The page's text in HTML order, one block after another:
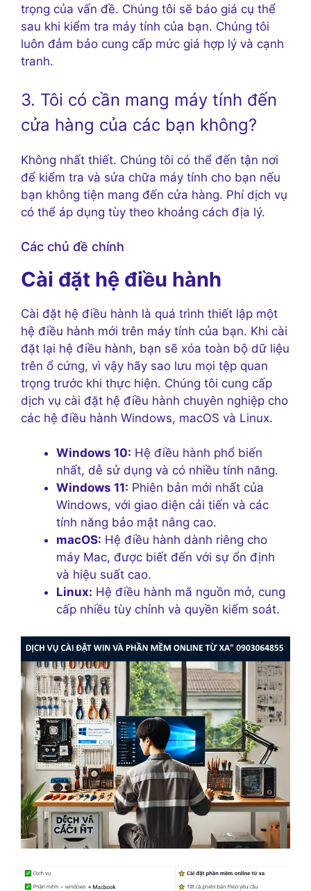
trọng của vấn đề. Chúng tôi sẽ báo giá cụ thể
sau khi kiểm tra máy tính của bạn. Chúng tôi
luôn đảm bảo cung cấp mức giá hợp lý và cạnh
tranh.
3. Tôi có cần mang máy tính đến
cửa hàng của các bạn không?
Không nhất thiết. Chúng tôi có thể đến tận nơi
để kiểm tra và sửa chữa máy tính cho bạn nếu
bạn không tiện mang đến cửa hàng. Phí dịch vụ
có thể áp dụng tùy theo khoảng cách địa lý.
Các chủ đề chính
Cài đặt hệ điều hành
Cài đặt hệ điều hành là quá trình thiết lập một
hệ điều hành mới trên máy tính của bạn. Khi cài
đặt lại hệ điều hành, bạn sẽ xóa toàn bộ dữ liệu
trên ổ cứng, vì vậy hãy sao lưu mọi tệp quan
trọng trước khi thực hiện. Chúng tôi cung cấp
dịch vụ cài đặt hệ điều hành chuyên nghiệp cho
các hệ điều hành Windows, macOS và Linux.
Windows 10: Hệ điều hành phổ biến
nhất, dễ sử dụng và có nhiều tính năng.
Windows 11: Phiên bản mới nhất của
Windows, với giao diện cải tiến và các
tính năng bảo mật nâng cao.
macOS: Hệ điều hành dành riêng cho
máy Mac, được biết đến với sự ổn định
và hiệu suất cao.
Linux: Hệ điều hành mã nguồn mở, cung
cấp nhiều tùy chỉnh và quyền kiểm soát.